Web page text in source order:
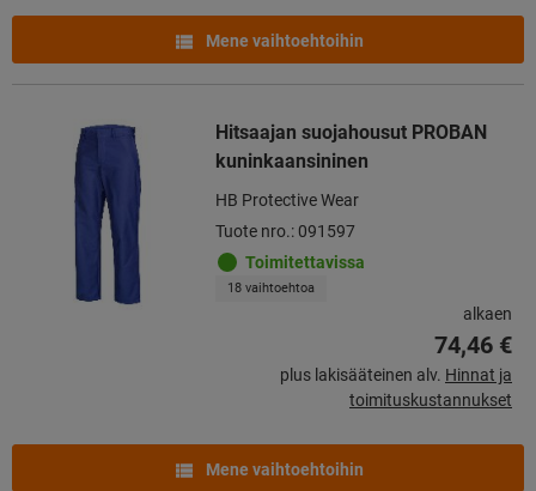
Mene vaihtoehtoihin
Hitsaajan suojahousut PROBAN
kuninkaansininen
HB Protective Wear
Tuote nro.: 091597
Toimitettavissa
18 vaihtoehtoa
alkaen
74,46 €
plus lakisääteinen alv. Hinnat ja
toimituskustannukset
Mene vaihtoehtoihin